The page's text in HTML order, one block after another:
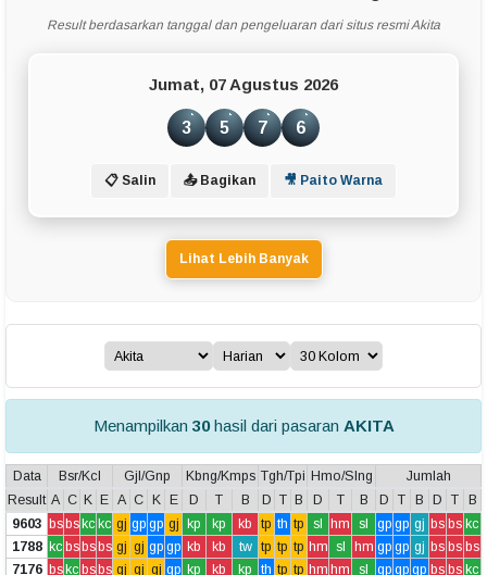
Result berdasarkan tanggal dan pengeluaran dari situs resmi Akita
Jumat, 07 Agustus 2026
3 5 7 6
📋 Salin 📤 Bagikan 🎥 Paito Warna
Lihat Lebih Banyak
Menampilkan 30hasil dari pasaran AKITA
Data Bsr/Kcl Gjl/Gnp Kbng/Kmps Tgh/Tpi Hmo/Slng
Jumlah
Result A C K E A C K E D T B D T B D T B D T B D T
B
9603 bsbskc kc gj gp gp gj kp kp kb tp th tp sl hm sl gp gp gj bs bs kc
1788 kc bsbsbs gj gj gp gp kb kb tw tp tp tp hm sl hm gp gp gj bs bs bs
7176 bskc bsbs gj gj gj gp kp kb kp th tp tp hm hm sl gp gp gp bs bs kc